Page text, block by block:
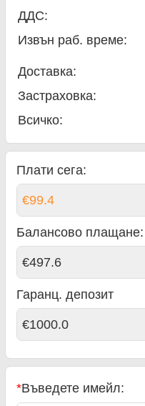
ДДС:
Извън раб. време:
Доставка:
Застраховка:
Всичко:
Плати сега:
€99.4
Балансово плащане:
€497.6
Гаранц. депозит
€1000.0
*Въведете имейл: